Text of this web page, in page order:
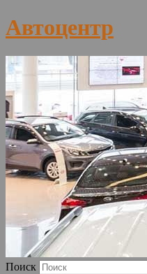
Автоцентр
Поиск